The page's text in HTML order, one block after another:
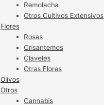
Remolacha
Otros Cultivos Extensivos
Flores
Rosas
Crisantemos
Claveles
Otras Flores
Olivos
Otros
Cannabis